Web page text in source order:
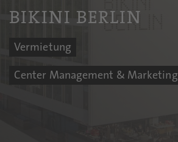
BIKINI BERLIN
Vermietung
Center Management & Marketing